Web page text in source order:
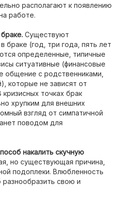
располагают к появлению
работе.
Существуют
браке (год, три года, пять лет
определенные, типичные
ситуативные (финансовые
общение с родственниками,
которые не зависят от
точках брак
хрупким для внешних
взгляд от симпатичной
поводом для
накалить скучную
но существующая причина,
подоплеки. Влюбленность
разнообразить свою и